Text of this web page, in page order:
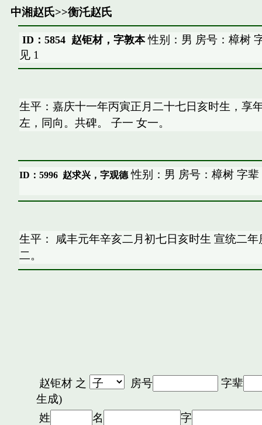
中湘赵氏>>衡汑赵氏
ID：5854 赵钜材，字敦本性别：男 房号：樟树
见 1
生平：嘉庆十一年丙寅正月二十七日亥时生，享
左，同向。共碑。 子一 女一。
ID：5996 赵求兴，字观德性别：男 房号：樟树 字辈
生平： 咸丰元年辛亥二月初七日亥时生 宣统二
二。
赵钜材之 房号
字辈
生成)
姓
名
字